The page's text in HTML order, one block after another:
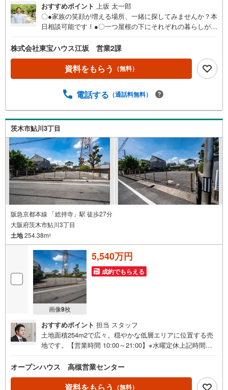
おすすめポイント 上坂 太一郎
〇●家族の笑顔が増える場所、一緒に探してみませんか？本
日相談可能です！●〇一つ屋根の下にそれぞれの暮らしがあ
こそ、そのベースはシンプルであるべきだと思う。なぜな
ら、時の流れで人の好みは変わっていくものだから。■ご予
約いただくとご見学がスムーズです！【営業時間9:00～21:
00】ご見学希望のお客様:右上の「室内・現地を見学する」
料をもらう」をクリックして下さい。【東宝ハウス江坂の
ュレーションのご相談・無理のないライフプラン、提携に
よる低金利住宅ローンのご提案、購入前に知る「購入後の
家族の生活」を「未来カレンダー」で見える化します。
（2）ご購入後から始まる「専属FPによるファイナンシャ
ルライフサポート」・漠然としたキャッシュフローのグラ
フ化、効果的な生命保険の見直し、繰り上げ返済の効果的
なタイミングなどご提案させて頂きます。
株式会社東宝ハウス江坂 営業2課
資料をもらう （無料）
電話する （通話料無料）
茨木市鮎川3丁目
阪急京都本線 「総持寺」駅 徒歩27分
大阪府茨木市鮎川3丁目
土地254.38m2
画像9枚
5,540万円
成約でもらえる
おすすめポイント 担当 スタッフ
土地面積254m2で広々。穏やかな低層エリアに位置する売
地です。【営業時間 10:00～21:00】※水曜定休上記時間は
絡ください！現地を見学される場合は「室内・現地を見学
する（無料）」ボタンよりご希望の日時をご記入いただけ
ますとスムーズにご案内が可能です。◎現地のご案内につ
オープンハウス 高槻営業センター
資料をもらう （無料）